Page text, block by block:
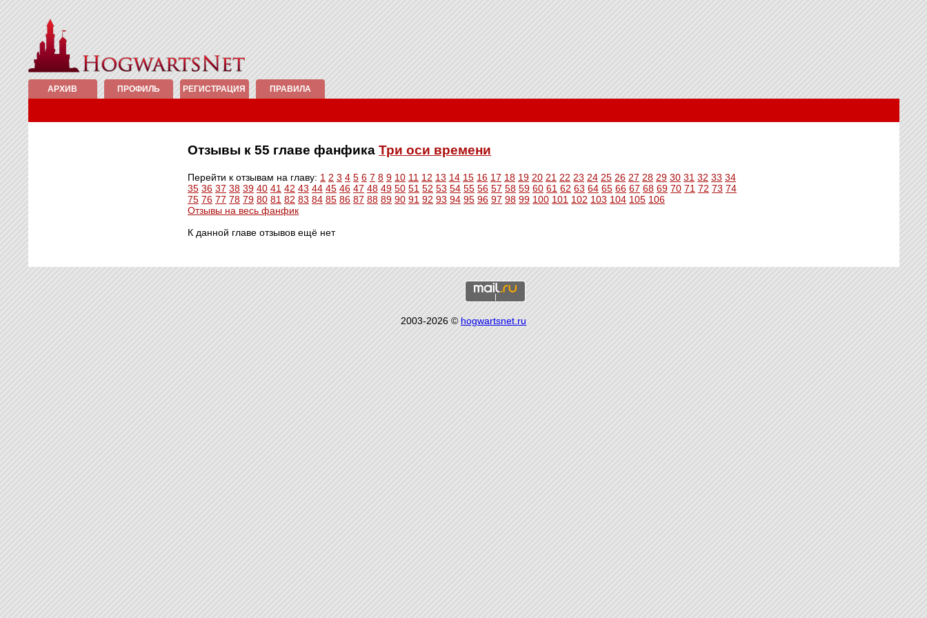
АРХИВ ПРОФИЛЬ РЕГИСТРАЦИЯ ПРАВИЛА
Отзывы к 55 главе фанфика Три оси времени
Перейти к отзывам на главу: 1 2 3 4 5 6 7 8 9 10 11 12 13 14 15 16 17 18 19 20 21 22 23 24 25 26 27 28 29 30 31 32 33 34
35 36 37 38 39 40 41 42 43 44 45 46 47 48 49 50 51 52 53 54 55 56 57 58 59 60 61 62 63 64 65 66 67 68 69 70 71 72 73 74
75 76 77 78 79 80 81 82 83 84 85 86 87 88 89 90 91 92 93 94 95 96 97 98 99 100 101 102 103 104 105 106
Отзывы на весь фанфик
К данной главе отзывов ещё нет
2003-2026 ©hogwartsnet.ru